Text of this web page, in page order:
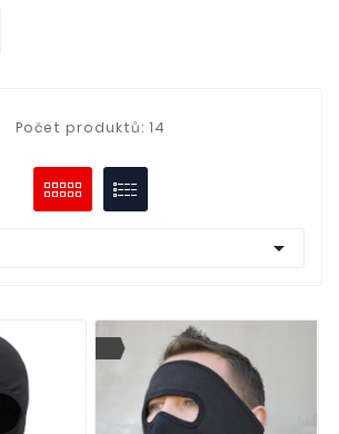
Počet produktů: 14
